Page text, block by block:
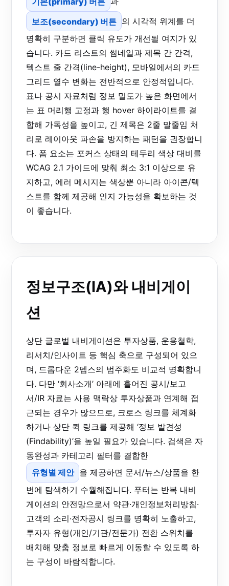
보조(secondary) 버튼 의 시각적 위계를 더
명확히 구분하면 클릭 유도가 개선될 여지가 있
습니다. 카드 리스트의 썸네일과 제목 간 간격,
텍스트 줄 간격(line-height), 모바일에서의 카드
그리드 열수 변화는 전반적으로 안정적입니다.
표나 공시 자료처럼 정보 밀도가 높은 화면에서
는 표 머리행 고정과 행 hover 하이라이트를 결
합해 가독성을 높이고, 긴 제목은 2줄 말줄임 처
리로 레이아웃 파손을 방지하는 패턴을 권장합니
다. 폼 요소는 포커스 상태의 테두리 색상 대비를
WCAG 2.1 가이드에 맞춰 최소 3:1 이상으로 유
지하고, 에러 메시지는 색상뿐 아니라 아이콘/텍
스트를 함께 제공해 인지 가능성을 확보하는 것
이 좋습니다.
정보구조(IA)와 내비게이
션
상단 글로벌 내비게이션은 투자상품, 운용철학,
리서치/인사이트 등 핵심 축으로 구성되어 있으
며, 드롭다운 2뎁스의 범주화도 비교적 명확합니
다. 다만 ‘회사소개’ 아래에 흩어진 공시/보고
서/IR 자료는 사용 맥락상 투자상품과 연계해 접
근되는 경우가 많으므로, 크로스 링크를 체계화
하거나 상단 퀵 링크를 제공해 ‘정보 발견성
(Findability)’을 높일 필요가 있습니다. 검색은 자
동완성과 카테고리 필터를 결합한
유형별 제안 을 제공하면 문서/뉴스/상품을 한
번에 탐색하기 수월해집니다. 푸터는 반복 내비
게이션의 안전망으로서 약관·개인정보처리방침·
고객의 소리·전자공시 링크를 명확히 노출하고,
투자자 유형(개인/기관/전문가) 전환 스위치를
배치해 맞춤 정보로 빠르게 이동할 수 있도록 하
는 구성이 바람직합니다.